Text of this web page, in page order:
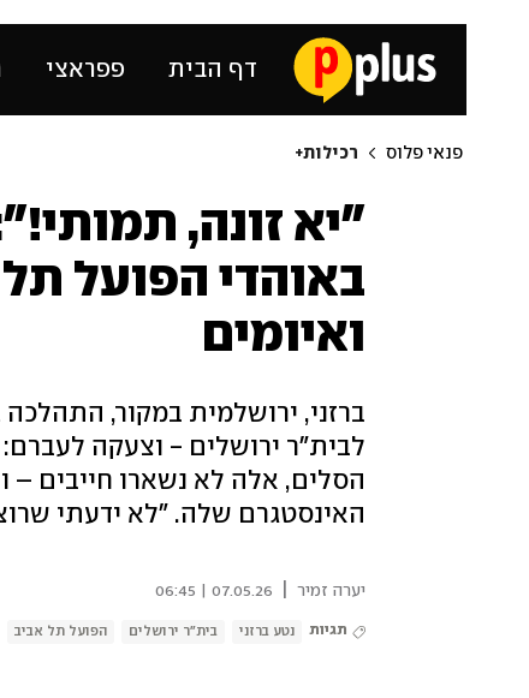
דף הבית פפראצי
פנאי פלוס רכילות+
"יא זונה,
באוהדי הפועל
ואיומים
ברזני, ירושלמית במקור,
לבית"ר ירושלים - וצעקה
הסלים, אלה לא נשארו חייבים –
האינסטגרם שלה. "לא ידעתי
יערה זמיר 07.05.26 | 06:45
תגיות נטע ברזני בית"ר ירושלים הפועל תל אביב